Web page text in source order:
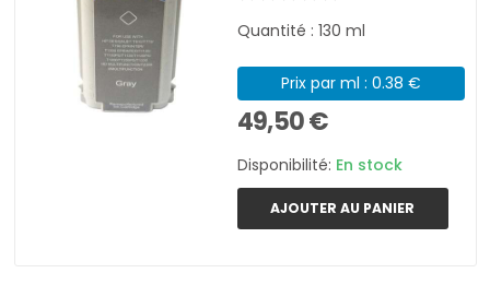
Quantité : 130 ml
Prix par ml : 0.38 €
49,50 €
Disponibilité: En stock
AJOUTER AU PANIER